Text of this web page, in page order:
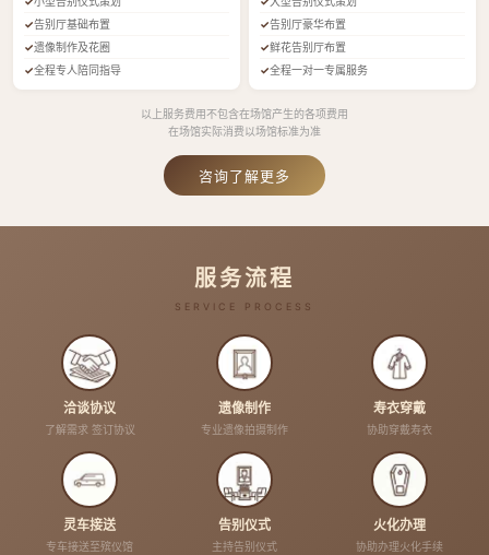
告别厅基础布置
遗像制作及花圈
全程专人陪同指导
告别厅豪华布置
鲜花告别厅布置
全程一对一专属服务
以上服务费用不包含在场馆产生的各项费用
在场馆实际消费以场馆标准为准
咨询了解更多
服务流程
SERVICE PROCESS
洽谈协议
了解需求 签订协议
遗像制作
专业遗像拍摄制作
寿衣穿戴
协助穿戴寿衣
灵车接送
专车接送至殡仪馆
告别仪式
主持告别仪式
火化办理
协助办理火化手续